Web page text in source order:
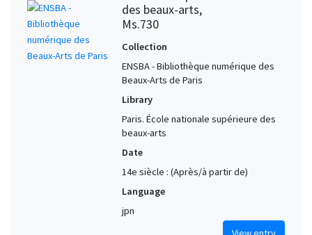
des beaux-arts,
Ms.730
Collection
ENSBA - Bibliothèque numérique des
Beaux-Arts de Paris
Library
Paris. École nationale supérieure des
beaux-arts
Date
14e siècle : (Après/à partir de)
Language
jpn